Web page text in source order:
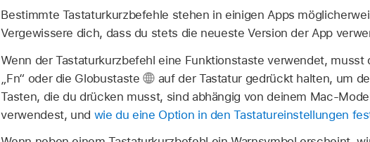
Bestimmte Tastaturkurzbefehle stehen in einigen Apps
Vergewissere dich, dass du stets die neueste Version der App
Wenn der Tastaturkurzbefehl eine Funktionstaste verwendet, musst
„Fn“ oder die Globustaste
auf der Tastatur gedrückt halten, um
Tasten, die du drücken musst, sind abhängig von deinem Mac-
verwendest, und wie du eine Option in den Tastatureinstellungen